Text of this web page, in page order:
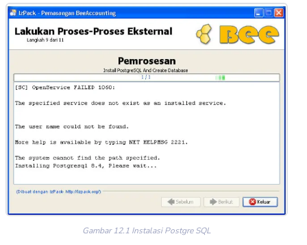
Gambar 12.1 Instalasi Postgre SQL